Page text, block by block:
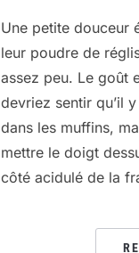
Une petite douceur
leur poudre de
assez peu. Le goût
devriez sentir qu’il
dans les muffins,
mettre le doigt
côté acidulé de la